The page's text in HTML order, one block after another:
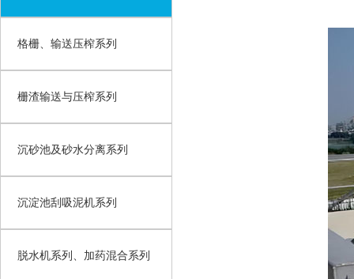
格栅、输送压榨系列
栅渣输送与压榨系列
沉砂池及砂水分离系列
沉淀池刮吸泥机系列
脱水机系列、加药混合系列